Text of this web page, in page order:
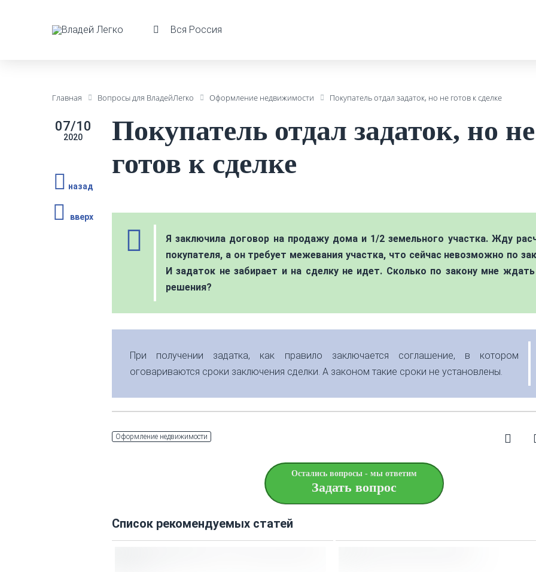
Вся Россия
Главная Вопросы для ВладейЛегко Оформление недвижимости Покупатель отдал задаток, но не готов к сделке
07/10
2020
назад
вверх
Покупатель отдал задаток, но не
готов к сделке
Я заключила договор на продажу дома и 1/2 земельного участка. Жду
покупателя, а он требует межевания участка, что сейчас невозможно по
И задаток не забирает и на сделку не идет. Сколько по закону мне
решения?
При получении задатка, как правило заключается соглашение, в котором
оговариваются сроки заключения сделки. А законом такие сроки не установлены.
Оформление недвижимости
Остались вопросы - мы ответим
Задать вопрос
Список рекомендуемых статей